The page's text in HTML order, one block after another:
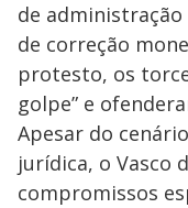
de administração
de correção
protesto, os
golpe” e
Apesar do
jurídica, o Vasco
compromissos